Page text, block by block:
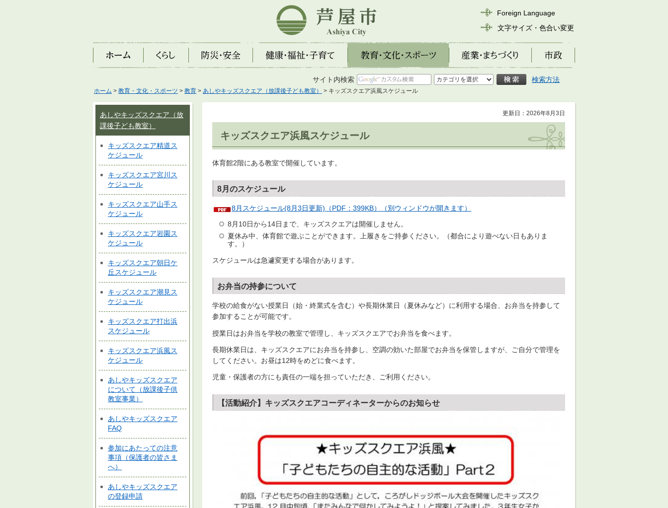
芦屋市
Foreign Language
文字サイズ・色合い変更
ホーム くらし 防災・安全 健康・福祉・子育て 教育・文化・スポーツ 産業・まちづくり 市政
サイト内検索 検索方法
ホーム > 教育・文化・スポーツ > 教育 > あしやキッズスクエア（放課後子ども教室） > キッズスクエア浜風スケジュール
あしやキッズスクエア（放
課後子ども教室）
キッズスクエア精道ス
ケジュール
キッズスクエア宮川ス
ケジュール
キッズスクエア山手ス
ケジュール
キッズスクエア岩園ス
ケジュール
キッズスクエア朝日ケ
丘スケジュール
キッズスクエア潮見ス
ケジュール
キッズスクエア打出浜
スケジュール
キッズスクエア浜風ス
ケジュール
あしやキッズスクエア
について（放課後子供
教室事業）
あしやキッズスクエア
FAQ
参加にあたっての注意
事項（保護者の皆さま
へ）
あしやキッズスクエア
の登録申請
更新日：2026年8月3日
キッズスクエア浜風スケジュール
体育館2階にある教室で開催しています。
8月のスケジュール
8月スケジュール(8月3日更新)（PDF：399KB）（別ウィンドウが開きます）
8月10日から14日まで、キッズスクエアは開催しません。
夏休み中、体育館で遊ぶことができます。上履きをご持参ください。（都合により遊べない日もありま
す。）
スケジュールは急遽変更する場合があります。
お弁当の持参について
学校の給食がない授業日（始・終業式を含む）や長期休業日（夏休みなど）に利用する場合、お弁当を持参して
参加することが可能です。
授業日はお弁当を学校の教室で管理し、キッズスクエアでお弁当を食べます。
長期休業日は、キッズスクエアにお弁当を持参し、空調の効いた部屋でお弁当を保管しますが、ご自分で管理を
してください。お昼は12時をめどに食べます。
児童・保護者の方にも責任の一端を担っていただき、ご利用ください。
【活動紹介】キッズスクエアコーディネーターからのお知らせ